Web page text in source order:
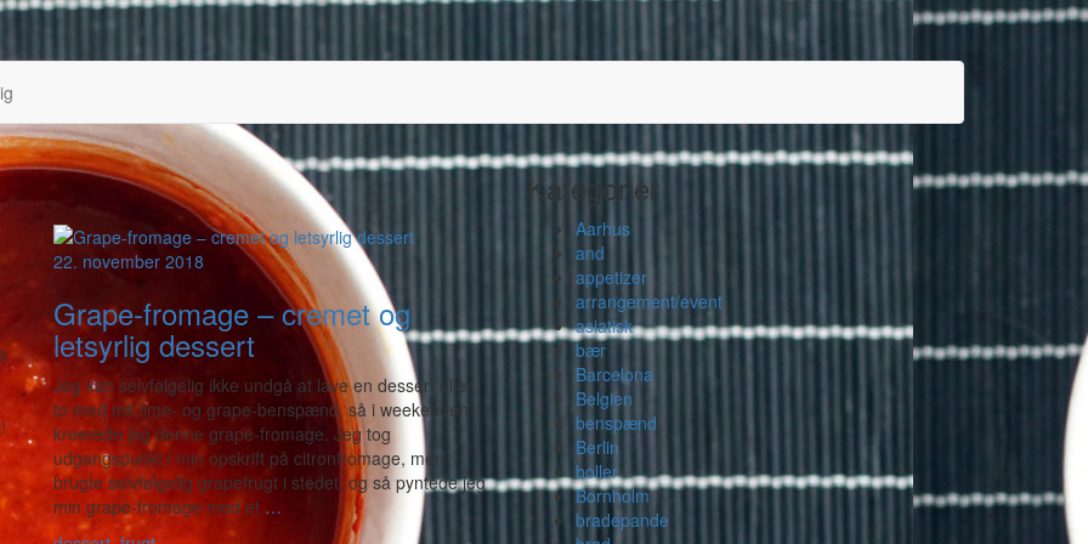
22. november 2018
Grape-fromage – cremet og
letsyrlig dessert
Jeg kan selvfølgelig ikke undgå at lave en dessert eller
to med mit lime- og grape-benspænd, så i weekenden
kreerede jeg denne grape-fromage. Jeg tog
udgangspunkt i min opskrift på citronfromage, men
brugte selvfølgelig grapefrugt i stedet, og så pyntede jeg
min grape-fromage med et …
Kategorier
Aarhus
and
appetizer
arrangement/event
asiatisk
bær
Barcelona
Belgien
benspænd
Berlin
boller
Bornholm
bradepande